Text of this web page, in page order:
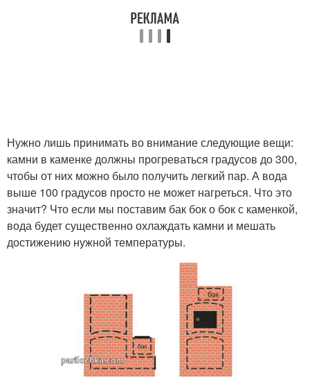
Нужно лишь принимать во внимание следующие вещи:
камни в каменке должны прогреваться градусов до 300,
чтобы от них можно было получить легкий пар. А вода
выше 100 градусов просто не может нагреться. Что это
значит? Что если мы поставим бак бок о бок с каменкой,
вода будет существенно охлаждать камни и мешать
достижению нужной температуры.